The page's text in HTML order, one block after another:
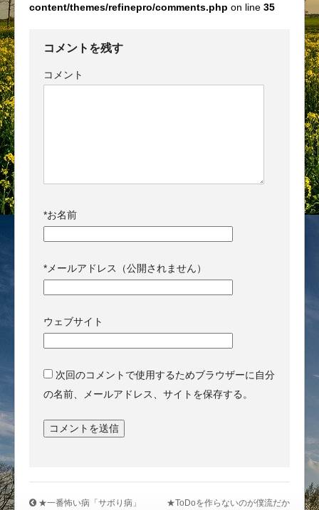
content/themes/refinepro/comments.php on line 35
コメントを残す
コメント
*お名前
* メールアドレス（公開されません）
ウェブサイト
次回のコメントで使用するためブラウザーに自分
の名前、メールアドレス、サイトを保存する。
★一番怖い病「サボり病」 ★ToDoを作らないのが僕流だか